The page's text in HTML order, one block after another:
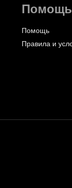
Помощь
Помощь
Правила и